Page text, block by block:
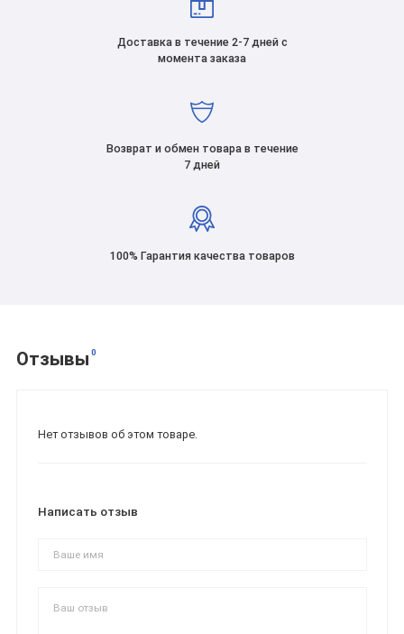
Доставка в течение 2-7 дней с
момента заказа
Возврат и обмен товара в течение
7 дней
100% Гарантия качества товаров
Отзывы 0
Нет отзывов об этом товаре.
Написать отзыв